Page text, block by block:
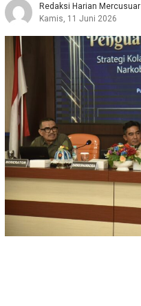
Redaksi Harian Mercusuar
Kamis, 11 Juni 2026